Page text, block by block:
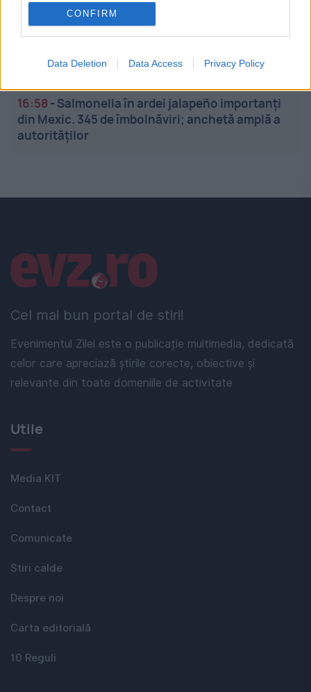
CONFIRM
Data Deletion Data Access Privacy Policy
17:06-CCR ar putea judeca în regim de urgență
aproape 771 de milioane de euro d...
16:58 - Salmonella în ardei jalapeño importanți
din Mexic. 345 de îmbolnăviri; anchetă amplă a
autorităților
Cel mai bun portal de stiri!
Evenimentul Zilei este o publicație multimedia, dedicată
celor care apreciază știrile corecte, obiective și
relevante din toate domeniile de activitate
Linkuri utile
Utile
Media KIT
Contact
Comunicate
Stiri calde
Despre noi
Carta editorială
10 Reguli